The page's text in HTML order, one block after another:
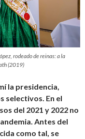
rodeado de reinas: a la
(2019)
la presidencia,
selectivos. En el
del 2021 y 2022 no
Antes del
como tal, se